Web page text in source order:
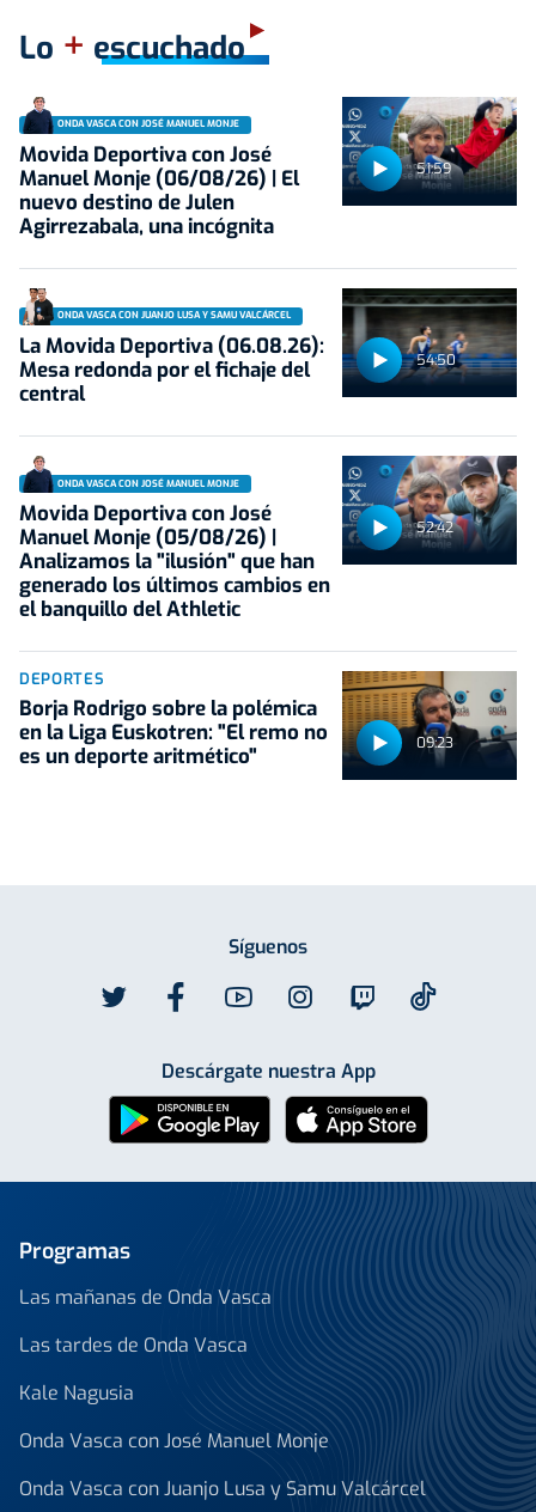
Lo + escuchado
51:59
ONDA VASCA CON JOSÉ MANUEL MONJE
Movida Deportiva con José
Manuel Monje (06/08/26) | El
nuevo destino de Julen
Agirrezabala, una incógnita
54:50
ONDA VASCA CON JUANJO LUSA Y SAMU VALCÁRCEL
La Movida Deportiva (06.08.26):
Mesa redonda por el fichaje del
central
52:42
ONDA VASCA CON JOSÉ MANUEL MONJE
Movida Deportiva con José
Manuel Monje (05/08/26) |
Analizamos la "ilusión" que han
generado los últimos cambios en
el banquillo del Athletic
09:23
DEPORTES
Borja Rodrigo sobre la polémica
en la Liga Euskotren: "El remo no
es un deporte aritmético"
Síguenos
Descárgate nuestra App
Programas
Las mañanas de Onda Vasca
Las tardes de Onda Vasca
Kale Nagusia
Onda Vasca con José Manuel Monje
Onda Vasca con Juanjo Lusa y Samu Valcárcel